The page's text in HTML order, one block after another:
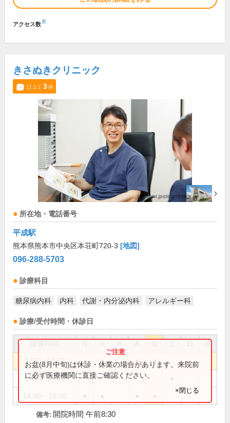
アクセス数※
きさぬきクリニック
口コミ 3件
所在地・電話番号
平成駅
熊本県熊本市中央区本荘町720-3 [地図]
096-288-5703
診療科目
糖尿病内科 内科 代謝・内分泌内科 アレルギー科
診療/受付時間・休診日
祝
9:00～12:30 ● ● ● ●
9:00～13:00
お盆(8月中旬)は休診・休業の場合があります。来院前
に必ず医療機関に直接ご確認ください。
×閉じる
備考: 開院時間 午前8:30